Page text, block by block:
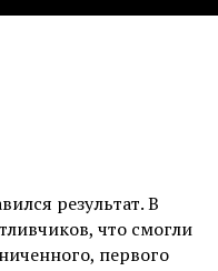
результат. В
что смогли
первого